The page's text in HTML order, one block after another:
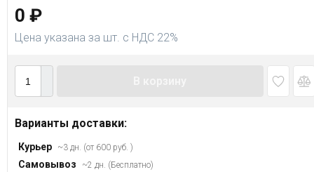
0 ₽
Цена указана за шт. с НДС 22%
Варианты доставки:
Курьер ~3 дн. (от 600 руб. )
Самовывоз ~2 дн. (Бесплатно)